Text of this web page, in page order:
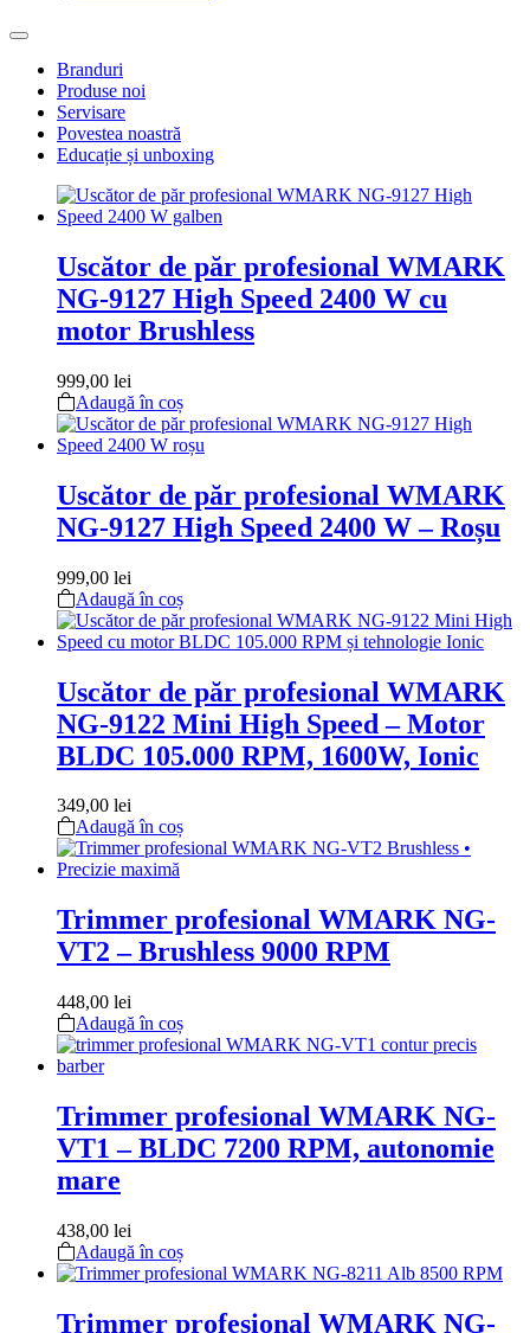
Branduri
Produse noi
Servisare
Povestea noastră
Educație și unboxing
Uscător de păr profesional WMARK
NG-9127 High Speed 2400 W cu
motor Brushless
999,00 lei
Adaugă în coș
Uscător de păr profesional WMARK
NG-9127 High Speed 2400 W – Roșu
999,00 lei
Adaugă în coș
Uscător de păr profesional WMARK
NG-9122 Mini High Speed – Motor
BLDC 105.000 RPM, 1600W, Ionic
349,00 lei
Adaugă în coș
Trimmer profesional WMARK NG-
VT2 – Brushless 9000 RPM
448,00 lei
Adaugă în coș
Trimmer profesional WMARK NG-
VT1 – BLDC 7200 RPM, autonomie
mare
438,00 lei
Adaugă în coș
Trimmer profesional WMARK NG-